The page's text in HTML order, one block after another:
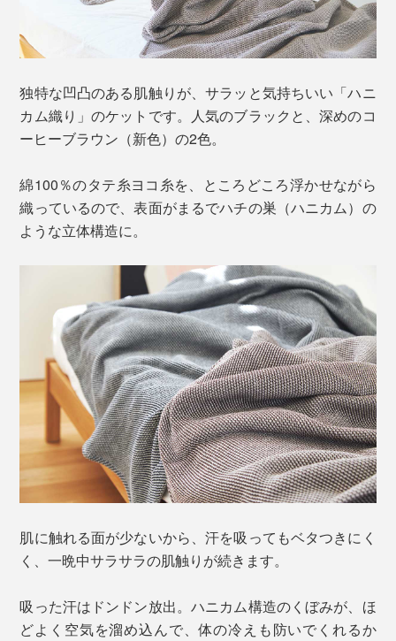
独特な凹凸のある肌触りが、サラッと気持ちいい「ハニ
カム織り」のケットです。人気のブラックと、深めのコ
ーヒーブラウン（新色）の2色。
綿100％のタテ糸ヨコ糸を、ところどころ浮かせながら
織っているので、表面がまるでハチの巣（ハニカム）の
ような立体構造に。
肌に触れる面が少ないから、汗を吸ってもベタつきにく
く、一晩中サラサラの肌触りが続きます。
吸った汗はドンドン放出。ハニカム構造のくぼみが、ほ
どよく空気を溜め込んで、体の冷えも防いでくれるか